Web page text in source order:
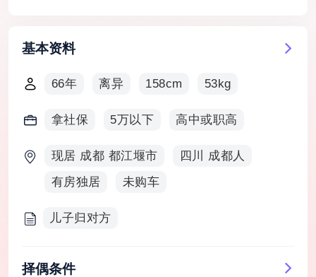
基本资料
66年 离异 158cm 53kg
拿社保 5万以下 高中或职高
现居 成都 都江堰市
四川 成都人
有房独居
未购车
儿子归对方
择偶条件